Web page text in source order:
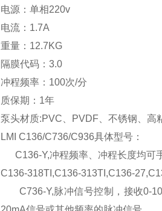
电源：单相220v
电流：1.7A
重量：12.7KG
隔膜代码：3.0
冲程频率：100次/分
质保期：1年
泵头材质:PVC、PVDF、不锈钢、高
LMI C136/C736/C936具体型号：
C136-Y,冲程频率、冲程长度均可
C136-318TI,C136-313TI,C136-
C736-Y,脉冲信号控制，接收0-